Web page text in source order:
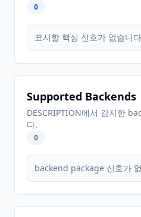
0
표시할 핵심 신호가 없습니
Supported Backends
DESCRIPTION에서 감지한
다.
0
backend package 신호가